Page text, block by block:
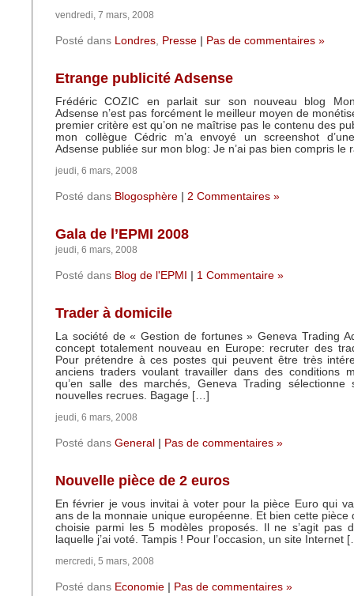
vendredi, 7 mars, 2008
Posté dans Londres, Presse Pas de commentaires »
Etrange publicité Adsense
Frédéric COZIC en parlait sur son nouveau blog
Adsense n’est pas forcément le meilleur moyen de
premier critère est qu’on ne maîtrise pas le contenu des
mon collègue Cédric m’a envoyé un screenshot
Adsense publiée sur mon blog: Je n’ai pas bien compris
jeudi, 6 mars, 2008
Posté dans Blogosphère 2 Commentaires »
Gala de l’EPMI 2008
jeudi, 6 mars, 2008
Posté dans Blog de l'EPMI 1 Commentaire »
Trader à domicile
La société de « Gestion de fortunes » Geneva Trading
concept totalement nouveau en Europe: recruter des
Pour prétendre à ces postes qui peuvent être très
anciens traders voulant travailler dans des conditions
qu’en salle des marchés, Geneva Trading sélectionne
nouvelles recrues. Bagage […]
jeudi, 6 mars, 2008
Posté dans General Pas de commentaires »
Nouvelle pièce de 2 euros
En février je vous invitai à voter pour la pièce Euro qui
ans de la monnaie unique européenne. Et bien cette pièce
choisie parmi les 5 modèles proposés. Il ne s’agit pas
laquelle j’ai voté. Tampis ! Pour l’occasion, un site Internet
mercredi, 5 mars, 2008
Posté dans Economie Pas de commentaires »